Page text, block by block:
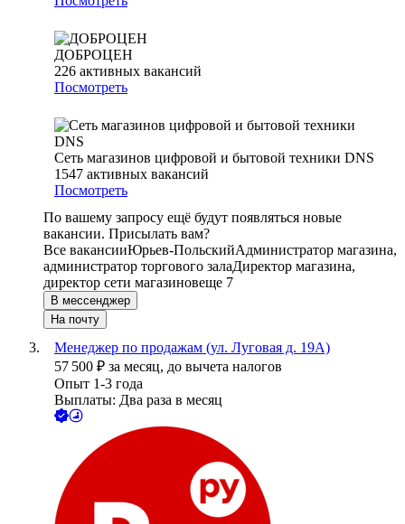
ДОБРОЦЕН
226 активных вакансий
Посмотреть
Сеть магазинов цифровой и бытовой техники DNS
1547 активных вакансий
Посмотреть
По вашему запросу ещё будут появляться новые
вакансии. Присылать вам?
Все вакансииЮрьев-ПольскийАдминистратор магазина,
администратор торгового залаДиректор магазина,
директор сети магазиновеще 7
В мессенджер
На почту
Менеджер по продажам (ул. Луговая д. 19А)
57 500 ₽ за месяц, до вычета налогов
Опыт 1-3 года
Выплаты: Два раза в месяц